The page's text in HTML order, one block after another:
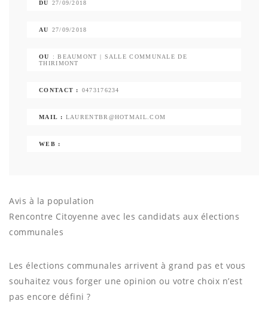
DU 27/09/2018
AU 27/09/2018
OU
: BEAUMONT | SALLE COMMUNALE DE
THIRIMONT
CONTACT : 0473176234
MAIL : LAURENTBR@HOTMAIL.COM
WEB :
Avis à la population
Rencontre Citoyenne avec les candidats aux élections
communales
Les élections communales arrivent à grand pas et vous
souhaitez vous forger une opinion ou votre choix n’est
pas encore défini ?